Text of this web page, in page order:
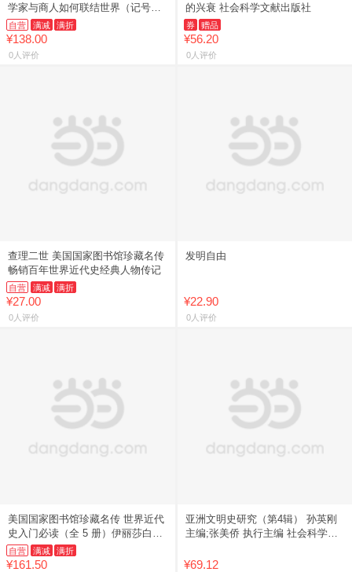
学家与商人如何联结世界（记号
134）
自营 满减 满折
¥138.00
0人评价
的兴衰 社会科学文献出版社
券 赠品
¥56.20
0人评价
查理二世 美国国家图书馆珍藏名传
畅销百年世界近代史经典人物传记
自营 满减 满折
¥27.00
0人评价
发明自由
¥22.90
0人评价
美国国家图书馆珍藏名传 世界近代
史入门必读（全 5 册）伊丽莎白女
王 / 玛丽女王 / 查理一世 / 查理二
世 / 彼得
自营 满减 满折
¥161.50
亚洲文明史研究（第4辑） 孙英刚
主编;张美侨 执行主编 社会科学文
¥69.12